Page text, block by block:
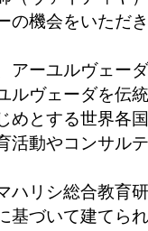
の機会をいただ
アーユルヴェー
ルヴェーダを伝
めとする世界各
活動やコンサル
ハリシ総合教育
基づいて建てら